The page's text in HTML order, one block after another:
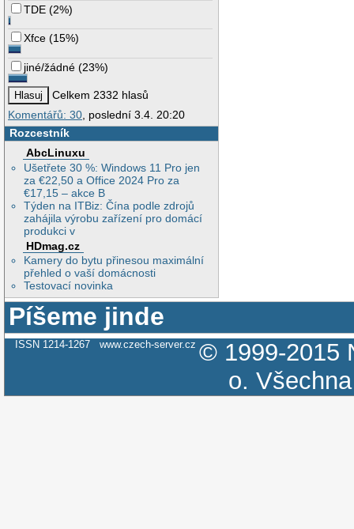
TDE (2%)
Xfce (15%)
jiné/žádné (23%)
Celkem 2332 hlasů
Komentářů: 30, poslední 3.4. 20:20
Rozcestník
AbcLinuxu
Ušetřete 30 %: Windows 11 Pro jen
za €22,50 a Office 2024 Pro za
€17,15 – akce B
Týden na ITBiz: Čína podle zdrojů
zahájila výrobu zařízení pro domácí
produkci v
HDmag.cz
Kamery do bytu přinesou maximální
přehled o vaší domácnosti
Testovací novinka
Píšeme jinde
ISSN 1214-1267 www.czech-server.cz © 1999-2015
o.